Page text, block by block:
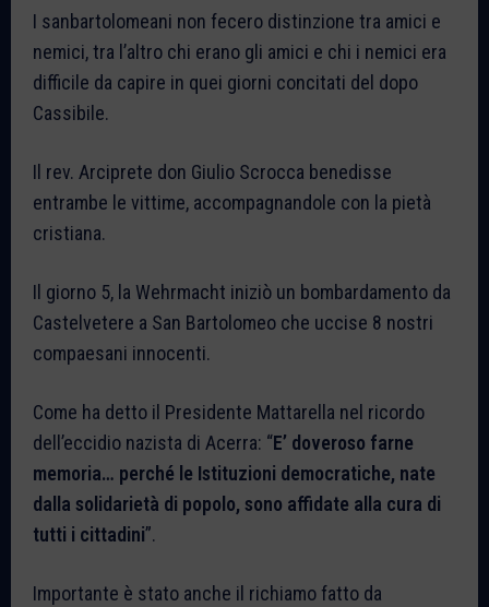
I sanbartolomeani non fecero distinzione tra amici e
nemici, tra l’altro chi erano gli amici e chi i nemici era
difficile da capire in quei giorni concitati del dopo
Cassibile.
Il rev. Arciprete don Giulio Scrocca benedisse
entrambe le vittime, accompagnandole con la pietà
cristiana.
Il giorno 5, la Wehrmacht iniziò un bombardamento da
Castelvetere a San Bartolomeo che uccise 8 nostri
compaesani innocenti.
Come ha detto il Presidente Mattarella nel ricordo
dell’eccidio nazista di Acerra: “E’ doveroso farne
memoria… perché le Istituzioni democratiche, nate
dalla solidarietà di popolo, sono affidate alla cura di
tutti i cittadini”.
Importante è stato anche il richiamo fatto da